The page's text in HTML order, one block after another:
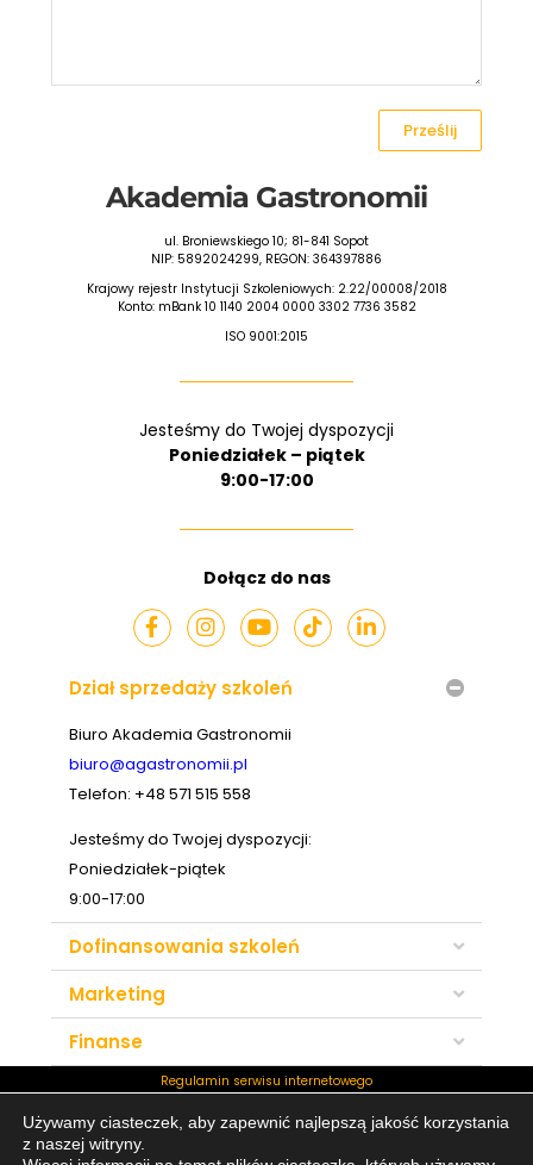
Prześlij
Akademia Gastronomii
ul. Broniewskiego 10; 81-841 Sopot
NIP: 5892024299, REGON: 364397886
Krajowy rejestr Instytucji Szkoleniowych: 2.22/00008/2018
Konto: mBank 10 1140 2004 0000 3302 7736 3582
ISO 9001:2015
Jesteśmy do Twojej dyspozycji
Poniedziałek – piątek
9:00-17:00
Dołącz do nas
Dział sprzedaży szkoleń
Biuro Akademia Gastronomii
biuro@agastronomii.pl
Telefon: +48 571 515 558
Jesteśmy do Twojej dyspozycji:
Poniedziałek-piątek
9:00-17:00
Dofinansowania szkoleń
Marketing
Finanse
Regulamin serwisu internetowego
Używamy ciasteczek, aby zapewnić najlepszą jakość korzystania
z naszej witryny.